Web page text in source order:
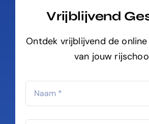
Vrijblijvend
Ontdek vrijblijvend de
van jouw